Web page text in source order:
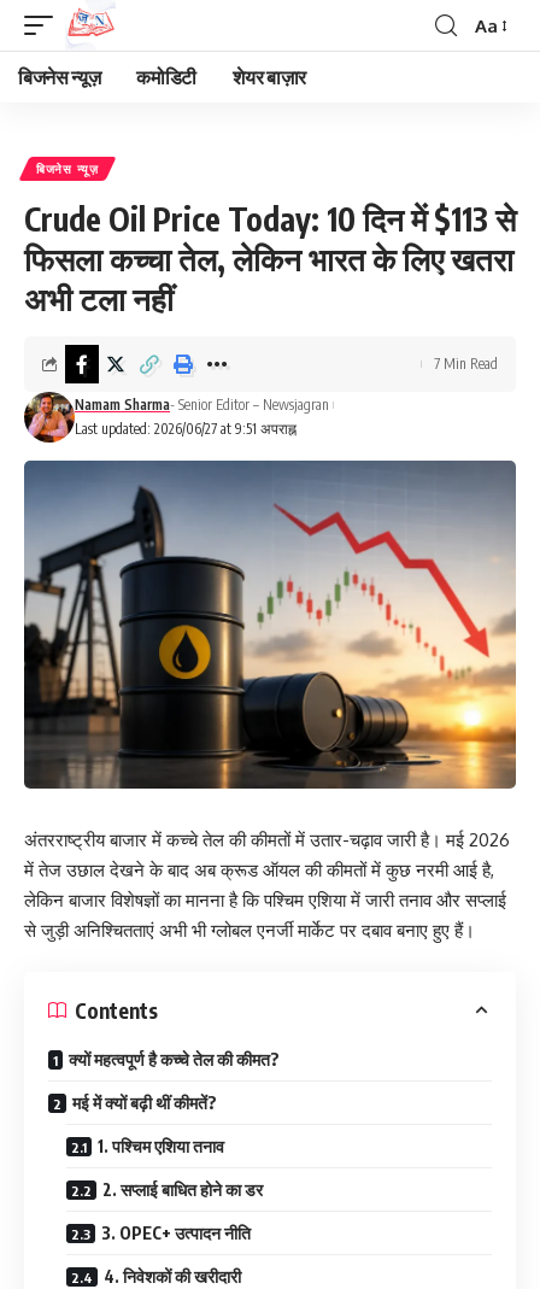
Font
Aa
बिजनेस न्यूज़ कमोडिटी शेयर बाज़ार
बिजनेस न्यूज़
Crude Oil Price Today: 10 दिन में $113 से
फिसला कच्चा तेल, लेकिन भारत के लिए खतरा
अभी टला नहीं
Last updated: 2026/06/27 at 9:51 अपराह्न
Namam Sharma- Senior Editor – Newsjagran
7 Min Read
अंतरराष्ट्रीय बाजार में कच्चे तेल की कीमतों में उतार-चढ़ाव जारी है। मई 2026
में तेज उछाल देखने के बाद अब क्रूड ऑयल की कीमतों में कुछ नरमी आई है,
लेकिन बाजार विशेषज्ञों का मानना है कि पश्चिम एशिया में जारी तनाव और सप्लाई
से जुड़ी अनिश्चितताएं अभी भी ग्लोबल एनर्जी मार्केट पर दबाव बनाए हुए हैं।
Contents
क्यों महत्वपूर्ण है कच्चे तेल की कीमत?
मई में क्यों बढ़ी थीं कीमतें?
1. पश्चिम एशिया तनाव
2. सप्लाई बाधित होने का डर
3. OPEC+ उत्पादन नीति
4. निवेशकों की खरीदारी